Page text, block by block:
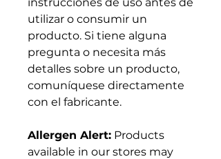
utilizar o consumir un
producto. Si tiene alguna
pregunta o necesita más
detalles sobre un producto,
comuníquese directamente
con el fabricante.
Allergen Alert: Products
available in our stores may